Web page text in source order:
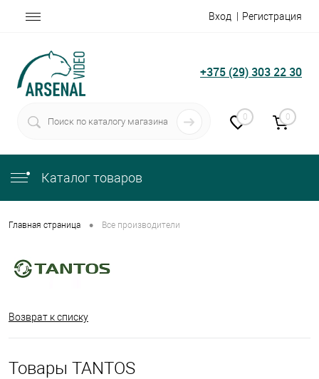
Вход Регистрация
+375 (29) 303 22 30
0 0
Каталог товаров
Главная страница • Все производители
Возврат к списку
Товары TANTOS